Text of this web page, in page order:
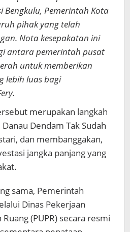
Bengkulu, Pemerintah Kota
pihak yang telah
Nota kesepakatan ini
antara pemerintah pusat
untuk memberikan
lebih luas bagi
merupakan langkah
Dendam Tak Sudah
dan membanggakan,
jangka panjang yang
sama, Pemerintah
Dinas Pekerjaan
(PUPR) secara resmi